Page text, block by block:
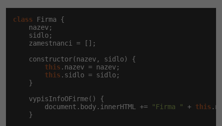
Marketing
SEO -30%
UX
Adobe Illustrator
Adobe XD -15%
Adobe InDesign -25%
Kariéra
Pro firmy
class Firma {
    nazev;
    sidlo;
    zamestnanci = [];
    constructor(nazev, sidlo) {
this .nazev = nazev;
this .sidlo = sidlo;
    }
    vypisInfoOFirme() {
document .body.innerHTML += "Firma " + this
    }